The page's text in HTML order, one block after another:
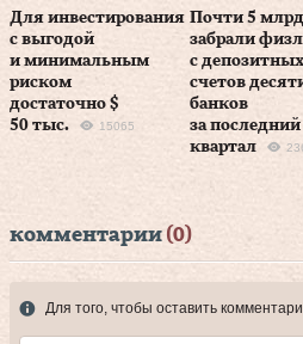
Для инвестирования
с выгодой
и минимальным
риском
достаточно $
50 тыс.
15065
Почти 5
забрали
с
счетов
банков
за последний
квартал
комментарии (0)
Для того, чтобы оставить